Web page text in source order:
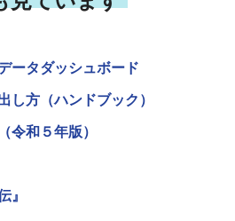
ータダッシュボード
し方（ハンドブック）
令和５年版）
』